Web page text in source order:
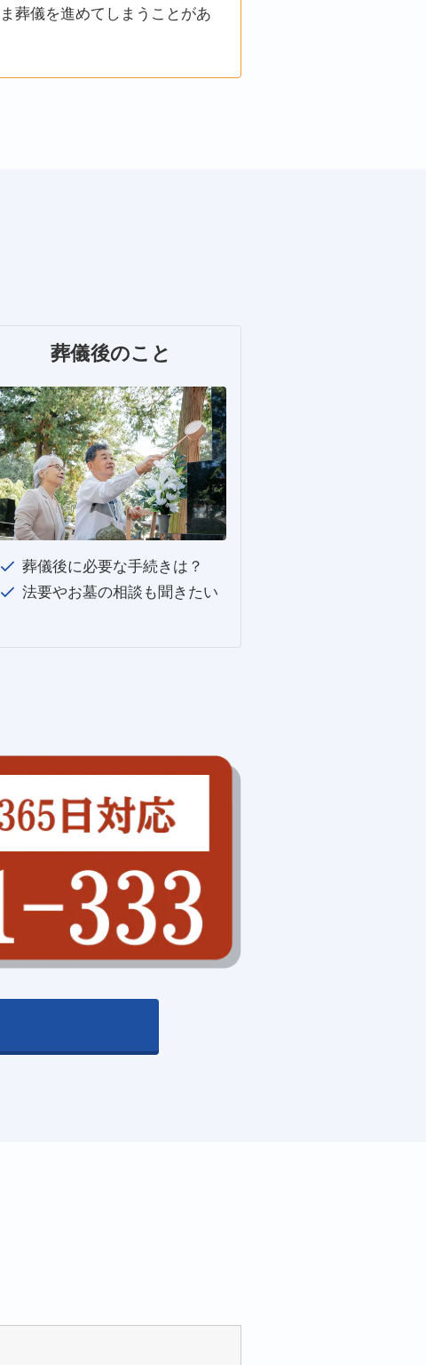
葬儀を進めてしまうことがあ
葬儀後のこと
葬儀後に必要な手続きは？
法要やお墓の相談も聞きたい